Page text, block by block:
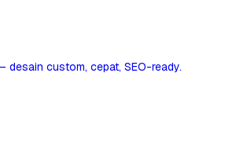
custom, cepat, SEO-ready.